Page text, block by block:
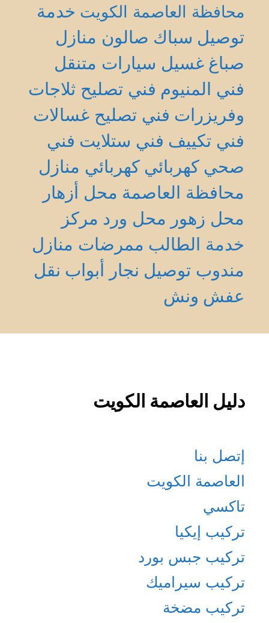
محافظة العاصمة الكويت خدمة
توصيل سباك صالون منازل
صباغ غسيل سيارات متنقل
فني المنيوم فني تصليح ثلاجات
وفريزرات فني تصليح غسالات
فني تكييف فني ستلايت فني
صحي كهربائي كهربائي منازل
محافظة العاصمة محل أزهار
محل زهور محل ورد مركز
خدمة الطالب ممرضات منازل
مندوب توصيل نجار أبواب نقل
عفش ونش
دليل العاصمة الكويت
إتصل بنا
العاصمة الكويت
تاكسي
تركيب إيكيا
تركيب جبس بورد
تركيب سيراميك
تركيب مضخة